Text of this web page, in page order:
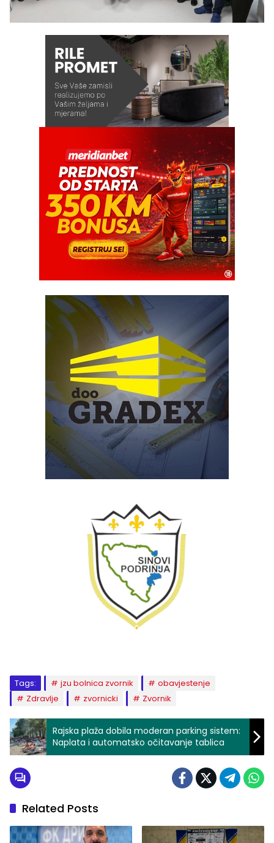
Tags: jzu bolnica zvornik
obavjestenje
Zdravlje
zvornicki Zvornik
Rajska plaža dobila moderan parking sistem:
Naplata i automatsko očitavanje tablica
Related Posts